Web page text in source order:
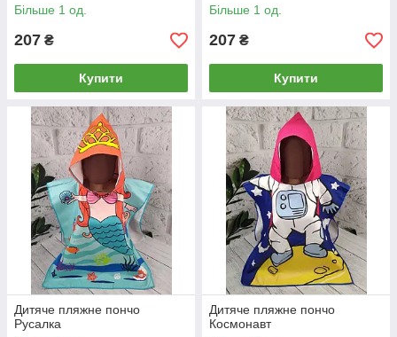
Більше 1 од.
207 ₴
Купити
Більше 1 од.
207 ₴
Купити
Дитяче пляжне пончо
Русалка
Дитяче пляжне пончо
Космонавт